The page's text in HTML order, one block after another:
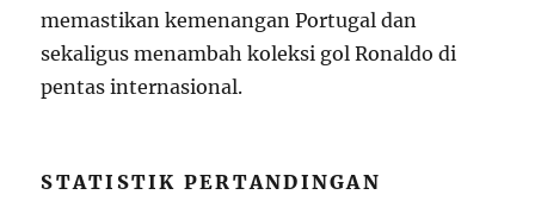
memastikan kemenangan Portugal dan
sekaligus menambah koleksi gol Ronaldo di
pentas internasional.
STATISTIK PERTANDINGAN